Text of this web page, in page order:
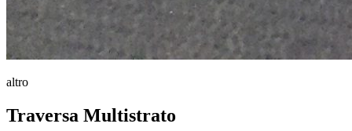
altro
Traversa Multistrato